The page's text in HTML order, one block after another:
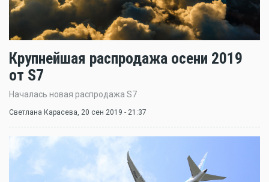
Крупнейшая распродажа осени 2019
от S7
Началась новая распродажа S7
Светлана Карасева , 20 сен 2019 - 21:37